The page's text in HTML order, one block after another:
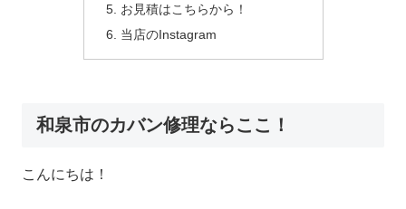
お見積はこちらから！
当店のInstagram
和泉市のカバン修理ならここ！
こんにちは！